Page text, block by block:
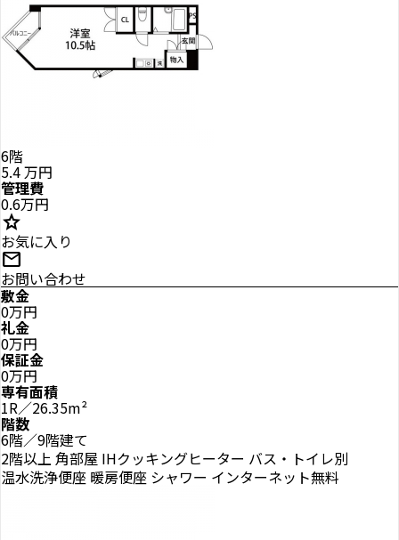
6階
5.4万円
管理費
0.6万円
star
お気に入り
mail
お問い合わせ
敷金
0万円
礼金
0万円
保証金
0万円
専有面積
1R／26.35m²
階数
6階／9階建て
2階以上 角部屋 IHクッキングヒーター バス・トイレ別
温水洗浄便座 暖房便座 シャワー インターネット無料